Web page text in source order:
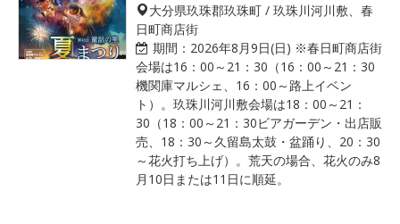
大分県玖珠郡玖珠町 / 玖珠川河川敷、春
日町商店街
期間： 2026年8月9日(日) ※春日町商店街
会場は16：00～21：30（16：00～21：30
機関庫マルシェ、16：00～路上イベン
ト）。玖珠川河川敷会場は18：00～21：
30（18：00～21：30ビアガーデン・出店販
売、18：30～久留島太鼓・盆踊り、20：30
～花火打ち上げ）。荒天の場合、花火のみ8
月10日または11日に順延。